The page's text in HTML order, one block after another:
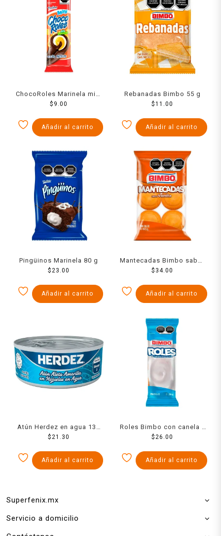
ChocoRoles Marinela mini
28 g
$ 9.00
Añadir al carrito
Rebanadas Bimbo 55 g
$11.00
Añadir al carrito
Pingüinos Marinela 80 g
$23.00
Añadir al carrito
Mantecadas Bimbo sabor
vainilla 187.5 g
$ 34.00
Añadir al carrito
Atún Herdez en agua 130
g
$21.30
Añadir al carrito
Roles Bimbo con canela y
glaseados 205 g
$26.00
Añadir al carrito
Superfenix.mx
Servicio a domicilio